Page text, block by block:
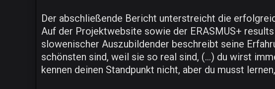
Der abschließende Bericht unterstreicht die
Auf der Projektwebsite sowie der ERASMUS+
slowenischer Auszubildender beschreibt seine
schönsten sind, weil sie so real sind, (...) du wirst
kennen deinen Standpunkt nicht, aber du musst